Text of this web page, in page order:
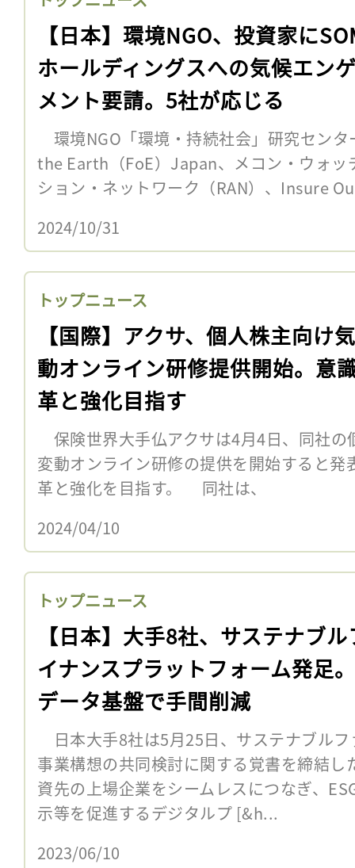
【日本】環境NGO、投資家に
ホールディングスへの気候エン
メント要請。5社が応じる
環境NGO「環境・持続社会」研究セン
the Earth（FoE）Japan、メコン・ウォッ
ション・ネットワーク（RAN）、Insure
2024/10/31
トップニュース
【国際】アクサ、個人株主向け
動オンライン研修提供開始。意
革と強化目指す
保険世界大手仏アクサは4月4日、同社の
変動オンライン研修の提供を開始すると
革と強化を目指す。 同社は、
2024/04/10
トップニュース
【日本】大手8社、サステナブ
イナンスプラットフォーム発足
データ基盤で手間削減
日本大手8社は5月25日、サステナブル
事業構想の共同検討に関する覚書を締結
資先の上場企業をシームレスにつなぎ、
示等を促進するデジタルプ [&h...
2023/06/10